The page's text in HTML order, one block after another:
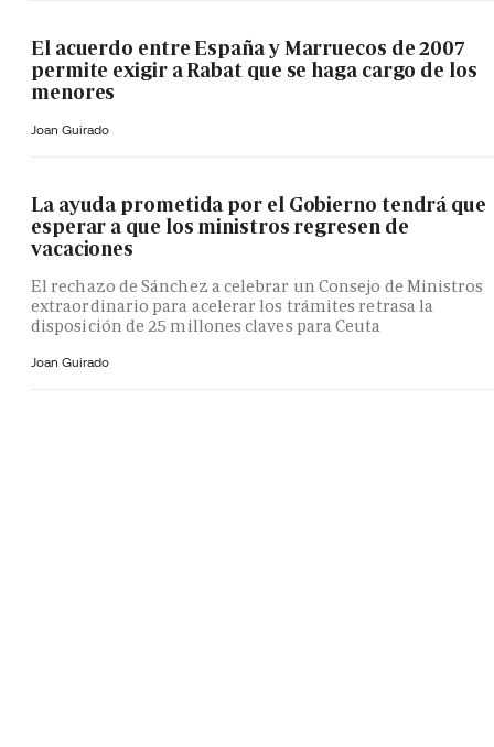
El acuerdo entre España y Marruecos de 2007
permite exigir a Rabat que se haga cargo de los
menores
Joan Guirado
La ayuda prometida por el Gobierno tendrá que
esperar a que los ministros regresen de
vacaciones
El rechazo de Sánchez a celebrar un Consejo de Ministros
extraordinario para acelerar los trámites retrasa la
disposición de 25 millones claves para Ceuta
Joan Guirado